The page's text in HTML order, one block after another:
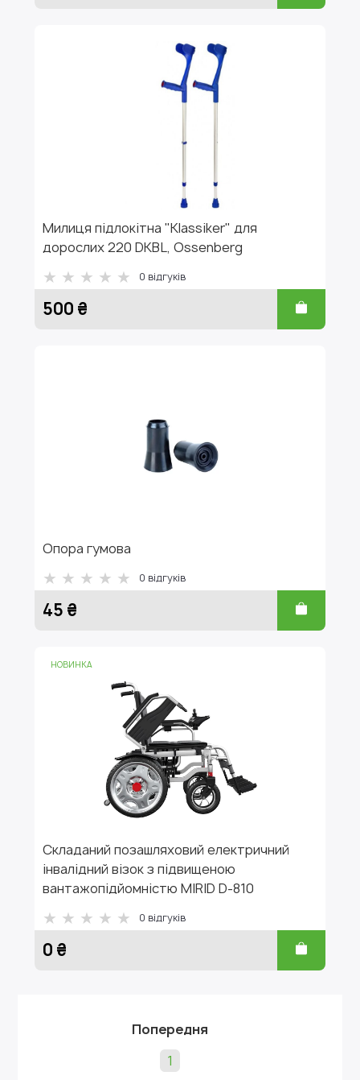
Милиця підлокітна "Klassiker" для
дорослих 220 DKBL, Ossenberg
0 відгуків
500 ₴
Опора гумова
0 відгуків
45 ₴
НОВИНКА
Складаний позашляховий електричний
інвалідний візок з підвищеною
вантажопідйомністю MIRID D-810
0 відгуків
0 ₴
Попередня
1